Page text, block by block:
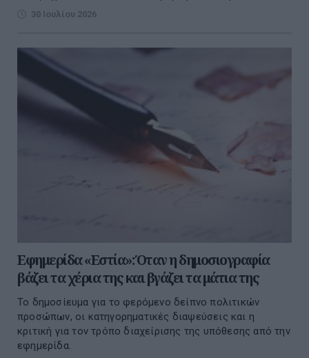
30 Ιουλίου 2026
Εφημερίδα «Εστία»: Όταν η δημοσιογραφία
βάζει τα χέρια της και βγάζει τα μάτια της
Το δημοσίευμα για το φερόμενο δείπνο πολιτικών
προσώπων, οι κατηγορηματικές διαψεύσεις και η
κριτική για τον τρόπο διαχείρισης της υπόθεσης από την
εφημερίδα.